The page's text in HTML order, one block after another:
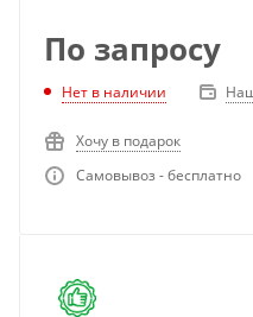
По запросу
Нет в наличии
Хочу в подарок
Самовывоз - бесплатно